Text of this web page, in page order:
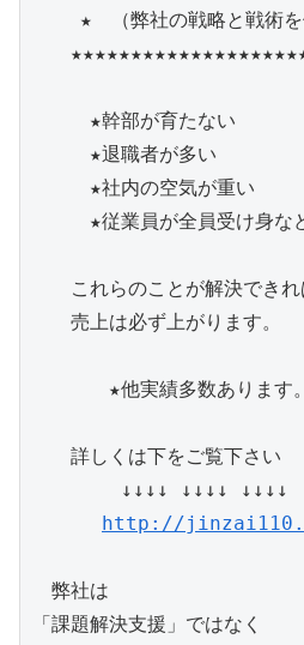
★　（弊社の戦略と戦術
★幹部が育たない
★退職者が多い
★社内の空気が重い
★従業員が全員受け身な
これらのことが解決できれ
売上は必ず上がります。
★他実績多数あります。
詳しくは下をご覧下さい
↓↓↓↓ ↓↓↓↓ ↓↓↓↓
http://
弊社は
「課題解決支援」ではなく